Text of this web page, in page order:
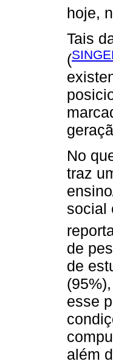
hoje,
Tais
(
No
traz
social
de
de
esse
além